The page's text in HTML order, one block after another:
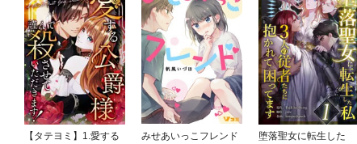
【タテヨミ】1.愛する
みせあいっこフレンド
堕落聖女に転生した